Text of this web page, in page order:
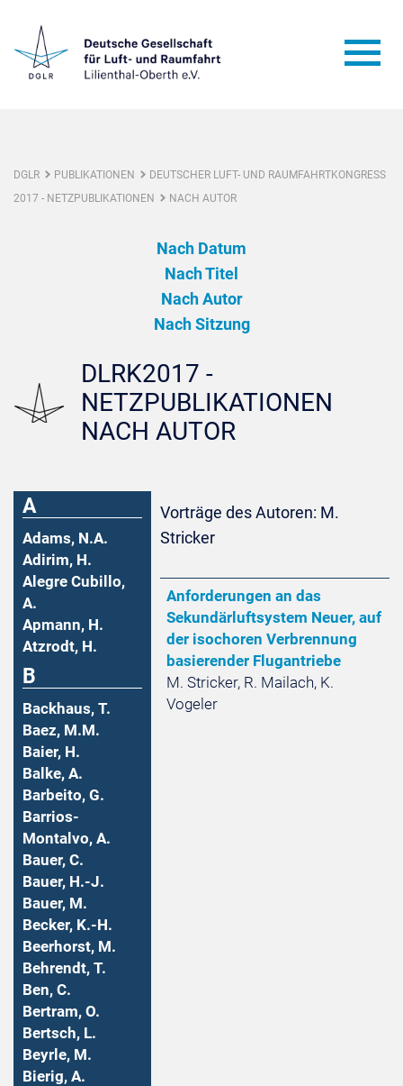
DGLR PUBLIKATIONEN
DEUTSCHER LUFT- UND RAUMFAHRTKONGRESS
2017 - NETZPUBLIKATIONEN
NACH AUTOR
Nach Datum
Nach Titel
Nach Autor
Nach Sitzung
DLRK2017 -
NETZPUBLIKATIONEN
NACH AUTOR
A
Adams, N.A.
Adirim, H.
Alegre Cubillo,
A.
Apmann, H.
Atzrodt, H.
B
Backhaus, T.
Baez, M.M.
Baier, H.
Balke, A.
Barbeito, G.
Barrios-
Montalvo, A.
Bauer, C.
Bauer, H.-J.
Bauer, M.
Becker, K.-H.
Beerhorst, M.
Behrendt, T.
Ben, C.
Bertram, O.
Bertsch, L.
Beyrle, M.
Bierig, A.
Vorträge des Autoren: M.
Stricker
Anforderungen an das
Sekundärluftsystem Neuer, auf
der isochoren Verbrennung
basierender Flugantriebe
M. Stricker, R. Mailach, K.
Vogeler